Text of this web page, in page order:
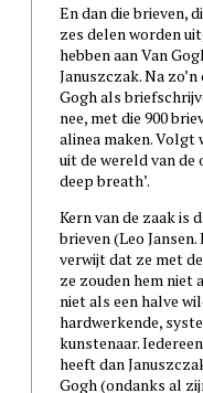
En dan die brieven,
zes delen worden
hebben aan Van
Januszczak. Na
Gogh als
nee, met die 900
alinea maken. Volgt
uit de wereld van
deep breath’.
Kern van de zaak is
brieven (Leo
verwijt dat ze met
ze zouden hem niet
niet als een halve
hardwerkende,
kunstenaar.
heeft dan
Gogh (ondanks al